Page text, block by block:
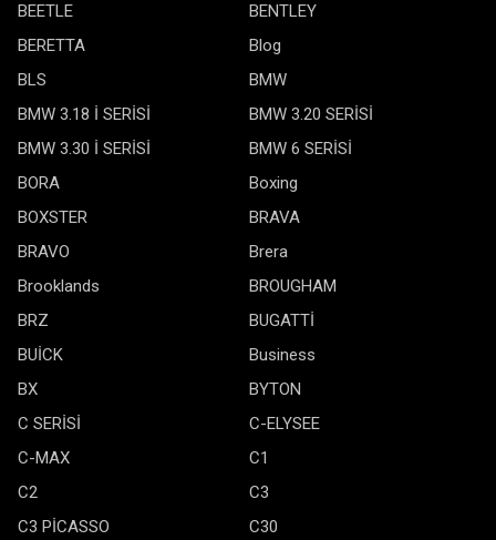
BEETLE
BENTLEY
BERETTA
Blog
BLS
BMW
BMW 3.18 İ SERİSİ
BMW 3.20 SERİSİ
BMW 3.30 İ SERİSİ
BMW 6 SERİSİ
BORA
Boxing
BOXSTER
BRAVA
BRAVO
Brera
Brooklands
BROUGHAM
BRZ
BUGATTİ
BUİCK
Business
BX
BYTON
C SERİSİ
C-ELYSEE
C-MAX
C1
C2
C3
C3 PİCASSO
C30